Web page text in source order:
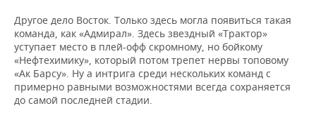
Другое дело Восток. Только здесь могла появиться такая
команда, как «Адмирал». Здесь звездный «Трактор»
уступает место в плей-офф скромному, но бойкому
«Нефтехимику», который потом трепет нервы топовому
«Ак Барсу». Ну а интрига среди нескольких команд с
примерно равными возможностями всегда сохраняется
до самой последней стадии.